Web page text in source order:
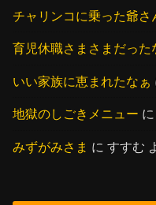
チャリンコに乗った爺さ
育児休職さまさまだった
いい家族に恵まれたなぁ
地獄のしごきメニュー
みずがみさま にすすむ